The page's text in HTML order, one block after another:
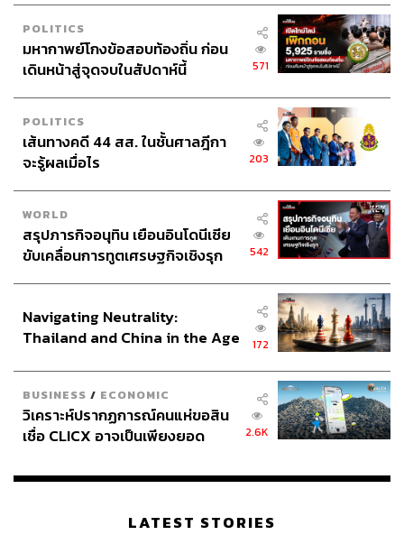
https://www.bloomberg.com/news/articles/2026-01-0
5/venezuela-oil-output-faces-long-and-risky-recovery
-analysts-say?embedded-checkout=true
สามารถติดตาม THE STANDARD WEALTH
ผ่านแอปพลิเคชันต่างๆ ที่คุณสะดวกหรือใช้งานอยู่แล้วได้เลย
TAGS: USA India China น้ำมัน
นายกรัฐมนตรี
ภูมิรัฐศาสตร์
Venezuela
กำลังการผลิตน้ำมัน
อนุทิน ชาญวีรกูล
ราคาน้ำมัน
เศรษฐกิจโลก
Donald Trump
เศรษฐกิจเอเชีย
POLITICS
มหากาพย์โกงข้อสอบท้องถิ่น ก่อน
เดินหน้าสู่จุดจบในสัปดาห์นี้
571
POLITICS
เส้นทางคดี 44 สส. ในชั้นศาลฎีกา
จะรู้ผลเมื่อไร
203
WORLD
สรุปภารกิจอนุทิน เยือนอินโดนีเซีย
ขับเคลื่อนการทูตเศรษฐกิจเชิงรุก
542
Navigating Neutrality:
Thailand and China in the Age
172
BUSINESS / ECONOMIC
วิเคราะห์ปรากฏการณ์คนแห่ขอสิน
เชื่อ CLICX อาจเป็นเพียงยอด
เรือนไทยที่ถูกซุกไว้
2.6K
LATEST STORIES